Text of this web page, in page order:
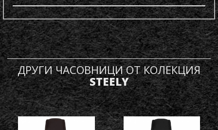
ДРУГИ ЧАСОВНИЦИ ОТ КОЛЕКЦИЯ
STEELY